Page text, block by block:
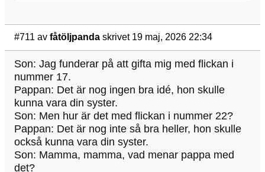
#711 av fåtöljpanda skrivet 19 maj, 2026 22:34
Son: Jag funderar på att gifta mig med flickan i
nummer 17.
Pappan: Det är nog ingen bra idé, hon skulle
kunna vara din syster.
Son: Men hur är det med flickan i nummer 22?
Pappan: Det är nog inte så bra heller, hon skulle
också kunna vara din syster.
Son: Mamma, mamma, vad menar pappa med
det?